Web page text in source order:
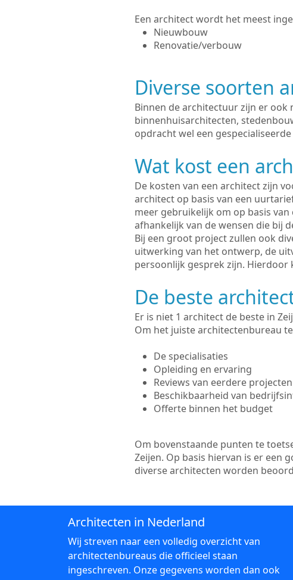
Een architect wordt het meest
Nieuwbouw
Renovatie/verbouw
Diverse soorten
Binnen de architectuur zijn er ook
binnenhuisarchitecten,
opdracht wel een
Wat kost een
De kosten van een architect zijn
architect op basis van een
meer gebruikelijk om op basis
afhankelijk van de wensen die bij
Bij een groot project zullen ook
uitwerking van het ontwerp, de
persoonlijk gesprek zijn.
De beste
Er is niet 1 architect de beste in
Om het juiste architectenbureau
De specialisaties
Opleiding en ervaring
Reviews van eerdere projecten
Beschikbaarheid van
Offerte binnen het budget
Om bovenstaande punten te
Zeijen. Op basis hiervan is er een
diverse architecten worden
Architecten in Nederland
Wij streven naar een volledig overzicht van
architectenbureaus die officieel staan
ingeschreven. Onze gegevens worden dan ook